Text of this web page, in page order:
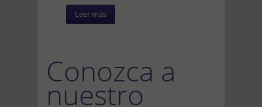
Leer más
Conozca a
nuestro